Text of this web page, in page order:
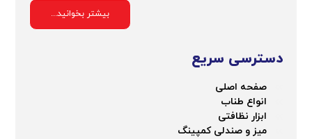
بیشتر بخوانید...
دسترسی سریع
صفحه اصلی
انواع طناب
ابزار نظافتی
میز و صندلی کمپینگ